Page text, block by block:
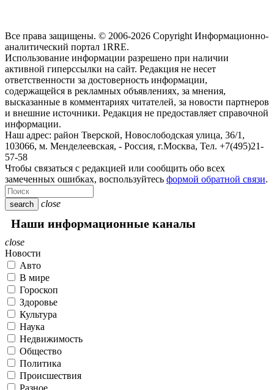
Все права защищены. © 2006-2026 Copyright Информационно-
аналитический портал 1RRE.
Использование информации разрешено при наличии
активной гиперссылки на сайт. Редакция не несет
ответственности за достоверность информации,
содержащейся в рекламных объявлениях, за мнения,
высказанные в комментариях читателей, за новости партнеров
и внешние источники. Редакция не предоставляет справочной
информации.
Наш адрес: район Тверской, Новослободская улица, 36/1 ,
103066, м. Менделеевская, - Россия, г.Москва, Тел. +7(495)21-
57-58
Чтобы связаться с редакцией или сообщить обо всех
замеченных ошибках, воспользуйтесь формой обратной связи.
search close
Наши информационные каналы
close
Новости
Авто
В мире
Гороскоп
Здоровье
Культура
Наука
Недвижимость
Общество
Политика
Происшествия